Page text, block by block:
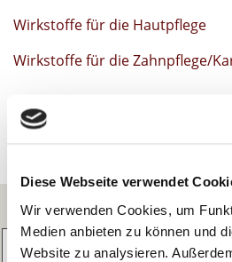
Diese Webseite verwendet
Wir verwenden Cookies, um
Medien anbieten zu können und
Website zu analysieren.
Wirkstoffe für die Hautpflege
Wirkstoffe für die Zahnpflege/
Inhaltsstoffe / INCI